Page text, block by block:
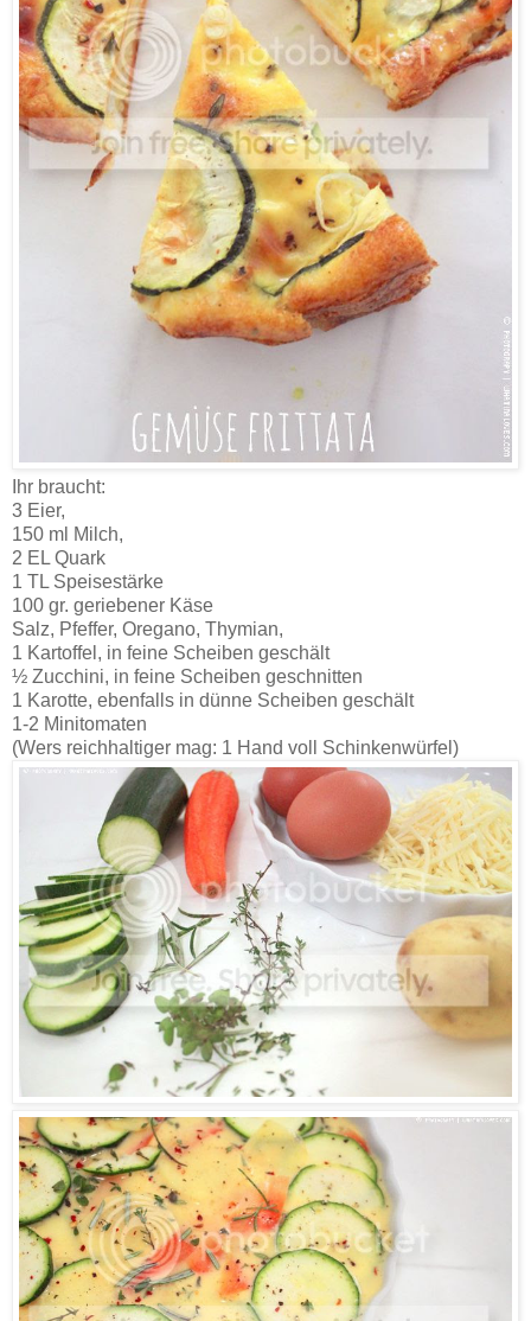
Ihr braucht:
3 Eier,
150 ml Milch,
2 EL Quark
1 TL Speisestärke
100 gr. geriebener Käse
Salz, Pfeffer, Oregano, Thymian,
1 Kartoffel, in feine Scheiben geschält
½ Zucchini, in feine Scheiben geschnitten
1 Karotte, ebenfalls in dünne Scheiben geschält
1-2 Minitomaten
(Wers reichhaltiger mag: 1 Hand voll Schinkenwürfel)